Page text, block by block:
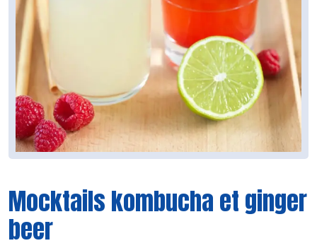
Mocktails kombucha et ginger
beer